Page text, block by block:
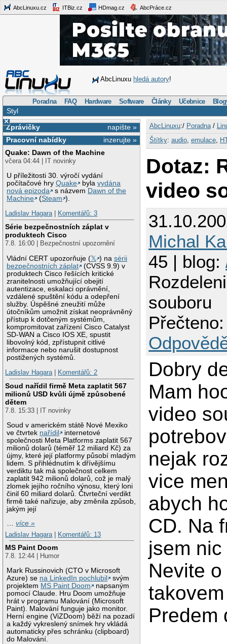
AbcLinuxu.cz ITBiz.cz HDmag.cz AbcPráce.cz
AbcLinuxu hledá autory!
Poradna FAQ Hardware Software Články Učebnice
Styl
×
napište »
Zprávičky
inzerujte »
Pracovní nabídky
Quake: Dawn of the Machine
včera 04:44 | IT novinky
U příležitosti 30. výročí vydání
počítačové hryQuake bylavydána
nová epizoda
s názvem Dawn of the
Machine
(Steam ).
Ladislav Hagara| Komentářů: 3
Série bezpečnostních záplat v
produktech Cisco
7.8. 16:00 | Bezpečnostní upozornění
Vládní CERT upozorňuje (𝕏 ) nasérii
bezpečnostních záplat
(CVSS 9.9) v
produktech Cisco řešících kritické
zranitelnosti umožňující obejití
autentizace, eskalaci oprávnění,
vzdálené spuštění kódu a odepření
služby. Úspěšné zneužití může
útočníkům umožnit získat neoprávněný
přístup k dotčeným systémům,
kompromitovat zařízení Cisco Catalyst
SD-WAN a Cisco IOS XE, spustit
libovolný kód, zpřístupnit citlivé
informace nebo narušit dostupnost
postižených systémů.
Ladislav Hagara| Komentářů: 2
Soud nařídil firmě Meta zaplatit 567
milionů USD kvůli újmě způsobené
dětem
7.8. 15:33 | IT novinky
Soud v americkém státě Nové Mexiko
ve čtvrtek nařídil
internetové
společnosti Meta Platforms zaplatit 567
milionů dolarů (téměř 12 miliard Kč) za
újmy, které její platformy působí mladým
lidem. S přihlédnutím k dřívějšímu
verdiktu tak má společnost celkem
zaplatit 942 milionů dolarů, což je malý
zlomek jejího ročního výnosu, který loni
činil 60 miliard dolarů. Čtvrteční verdikt
firmě také nařizuje, aby změnila způsob,
jakým její
…více »
Ladislav Hagara
Komentářů: 13
MS Paint Doom
7.8. 12:44 | Humor
Mark Russinovich (CTO v Microsoft
Azure) se na LinkedIn pochlubil
svým
projektem MS Paint Doom
napsaným
pomocí Claude. Hru Doom umožňuje
hrát v programu Malování (Microsoft
Paint). Malování funguje jako monitor.
Herní engine (ViZDoom) běží na pozadí
a každý vykreslený snímek hry vkládá
automaticky přes schránku (clipboard)
do Malování.
AbcLinuxu:/ Poradna/
Štítky: audio, emulace,
Dotaz:
video
Michal
45 | blog:
souboru
Dobry
Mam
video
nejak
vice
abych
CD. Na
jsem
Nevite
Predem